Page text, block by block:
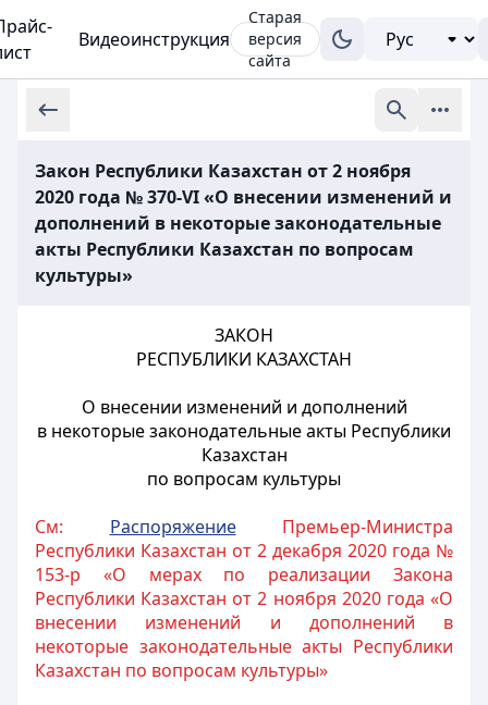
Видеоинструкция
Старая
версия
сайта
Закон Республики Казахстан от 2 ноября
2020 года № 370-VI «О внесении изменений и
дополнений в некоторые законодательные
акты Республики Казахстан по вопросам
культуры»
ЗАКОН
РЕСПУБЛИКИ КАЗАХСТАН
О внесении изменений и дополнений
в некоторые законодательные акты Республики
Казахстан
по вопросам культуры
См: РаспоряжениеПремьер-Министра
Республики Казахстан от 2 декабря 2020 года №
153-р «О мерах по реализации Закона
Республики Казахстан от 2 ноября 2020 года «О
внесении изменений и дополнений в
некоторые законодательные акты Республики
Казахстан по вопросам культуры»